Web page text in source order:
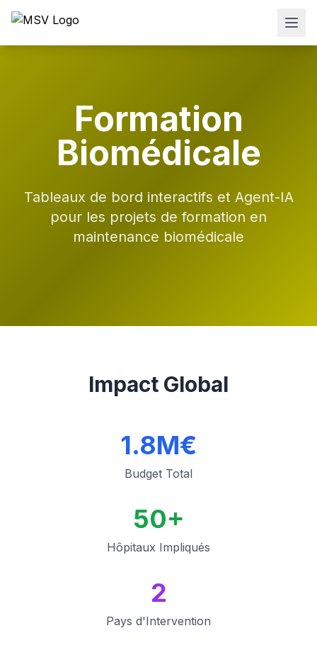
Formation
Biomédicale
Tableaux de bord interactifs et Agent-IA
pour les projets de formation en
maintenance biomédicale
Impact Global
1.8M€
Budget Total
50+
Hôpitaux Impliqués
2
Pays d'Intervention